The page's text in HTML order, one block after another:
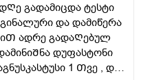
გადამიცდა ტესტი
და დამიწერა
ადრე გადაᲦებულ
დუფასტონი
1 Თვე , და